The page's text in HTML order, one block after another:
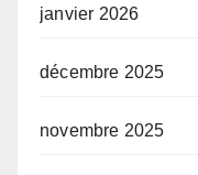
janvier 2026
décembre 2025
novembre 2025